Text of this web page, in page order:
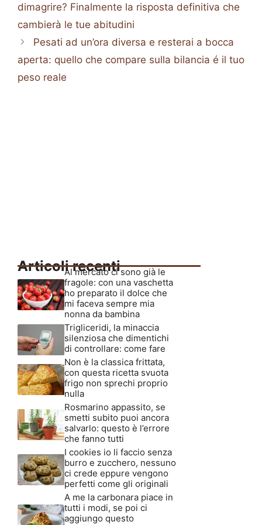
dimagrire? Finalmente la risposta definitiva che
cambierà le tue abitudini
Pesati ad un’ora diversa e resterai a bocca
aperta: quello che compare sulla bilancia é il tuo
peso reale
Articoli recenti
Al mercato ci sono già le
fragole: con una vaschetta
ho preparato il dolce che
mi faceva sempre mia
nonna da bambina
Trigliceridi, la minaccia
silenziosa che dimentichi
di controllare: come fare
Non è la classica frittata,
con questa ricetta svuota
frigo non sprechi proprio
nulla
Rosmarino appassito, se
smetti subito puoi ancora
salvarlo: questo è l’errore
che fanno tutti
I cookies io li faccio senza
burro e zucchero, nessuno
ci crede eppure vengono
perfetti come gli originali
A me la carbonara piace in
tutti i modi, se poi ci
aggiungo questo